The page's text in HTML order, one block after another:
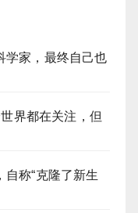
学家，最终自己也
界都在关注，但
称“克隆了新生